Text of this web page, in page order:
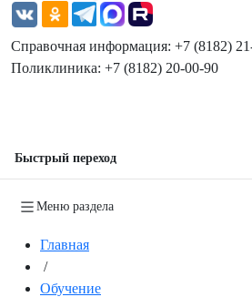
Справочная информация: +7 (8182)
Поликлиника: +7 (8182) 20-00-90
Быстрый переход
Меню раздела
Главная
/
Обучение